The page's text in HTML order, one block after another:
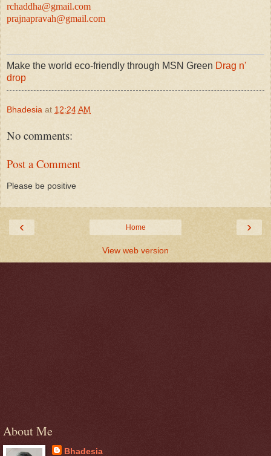
rchaddha@gmail.com
prajnapravah@gmail.com
Make the world eco-friendly through MSN Green Drag n'
drop
Bhadesia at 12:24 AM
No comments:
Post a Comment
Please be positive
‹ ›
Home
View web version
About Me
Bhadesia